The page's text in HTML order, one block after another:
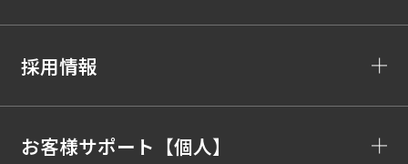
採用情報
お客様サポート【個人】